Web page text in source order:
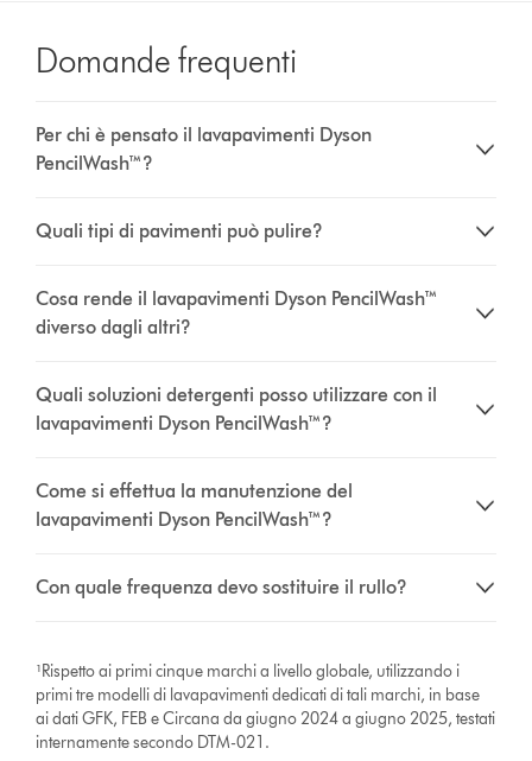
Domande frequenti
Per chi è pensato il lavapavimenti Dyson
PencilWash™?
Quali tipi di pavimenti può pulire?
Cosa rende il lavapavimenti Dyson PencilWash™
diverso dagli altri?
Quali soluzioni detergenti posso utilizzare con il
lavapavimenti Dyson PencilWash™?
Come si effettua la manutenzione del
lavapavimenti Dyson PencilWash™?
Con quale frequenza devo sostituire il rullo?
¹Rispetto ai primi cinque marchi a livello globale, utilizzando i
primi tre modelli di lavapavimenti dedicati di tali marchi, in base
ai dati GFK, FEB e Circana da giugno 2024 a giugno 2025, testati
internamente secondo DTM-021.